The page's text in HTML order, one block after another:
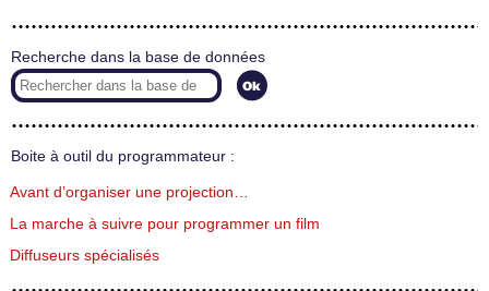
Recherche dans la base de données
Boite à outil du programmateur :
Avant d’organiser une projection…
La marche à suivre pour programmer un film
Diffuseurs spécialisés